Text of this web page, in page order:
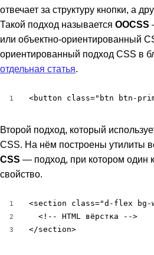
отвечает за структуру кнопки, а
Такой подход называется OOCSS
или объектно-ориентированный
ориентированный подход CSS в
отдельная статья
1 <button class="btn btn-
Второй подход, который
CSS. На нём построены утилиты
CSS — подход, при котором один
свойство.
1
2
3
<section class="d-flex bg-
  <!-- HTML вёрстка -->
</section>